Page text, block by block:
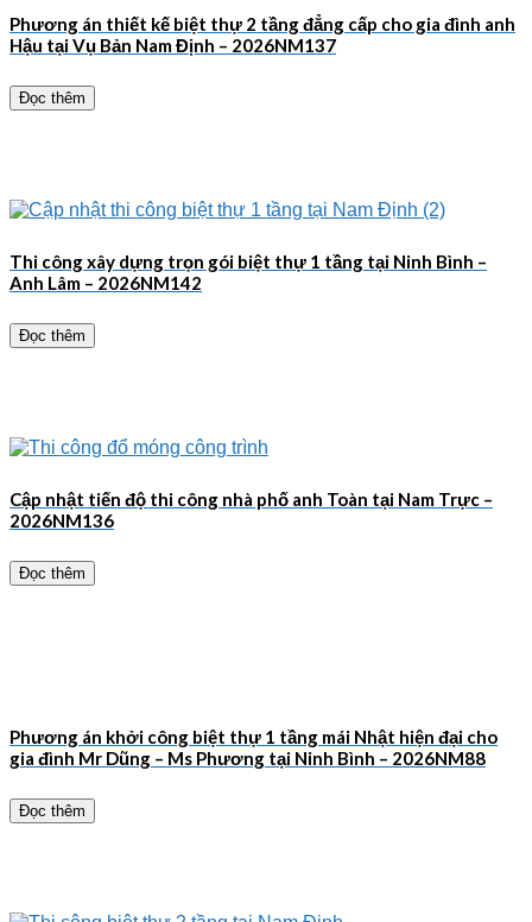
Phương án thiết kế biệt thự 2 tầng đẳng cấp cho gia đình anh
Hậu tại Vụ Bản Nam Định – 2026NM137
Đọc thêm
Thi công xây dựng trọn gói biệt thự 1 tầng tại Ninh Bình –
Anh Lâm – 2026NM142
Đọc thêm
Cập nhật tiến độ thi công nhà phố anh Toàn tại Nam Trực –
2026NM136
Đọc thêm
Phương án khởi công biệt thự 1 tầng mái Nhật hiện đại cho
gia đình Mr Dũng – Ms Phương tại Ninh Bình – 2026NM88
Đọc thêm